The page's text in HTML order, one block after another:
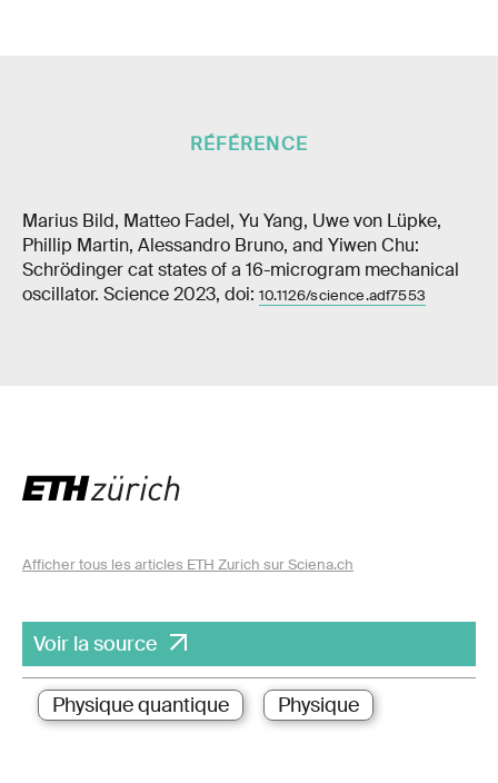
RÉFÉRENCE
Marius Bild, Matteo Fadel, Yu Yang, Uwe von Lüpke,
Phillip Martin, Alessandro Bruno, and Yiwen Chu:
Schrödinger cat states of a 16-microgram mechanical
oscillator. Science 2023, doi: 10.1126/science.adf7553
Afficher tous les articles ETH Zurich sur Sciena.ch
Voir la source
Physique quantique Physique